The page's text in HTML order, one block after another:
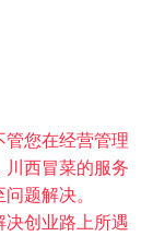
您在经营管理
西冒菜的服务
题解决。
创业路上所遇